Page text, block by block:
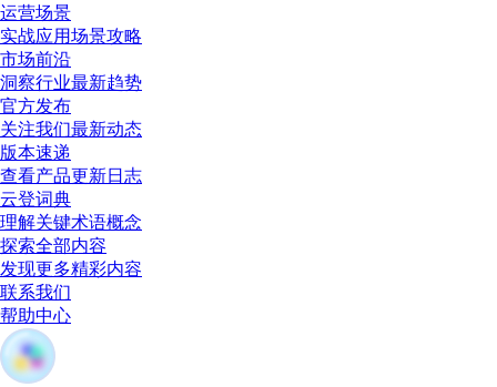
运营场景
实战应用场景攻略
市场前沿
洞察行业最新趋势
官方发布
关注我们最新动态
版本速递
查看产品更新日志
云登词典
理解关键术语概念
探索全部内容
发现更多精彩内容
联系我们
帮助中心